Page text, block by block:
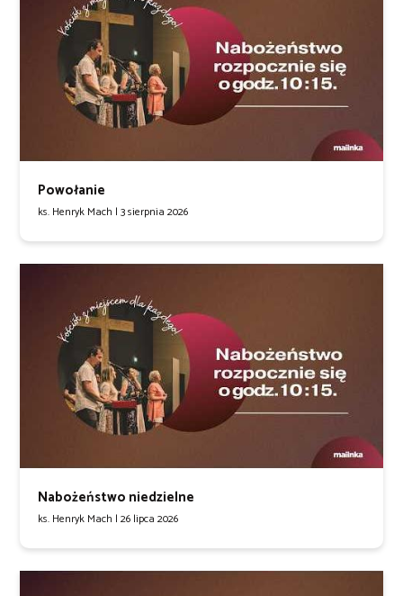
Powołanie
ks. Henryk Mach | 3 sierpnia 2026
Nabożeństwo niedzielne
ks. Henryk Mach | 26 lipca 2026